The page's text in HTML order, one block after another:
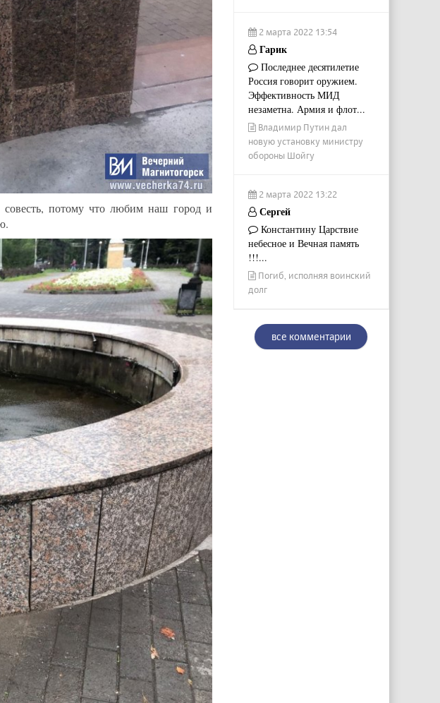
совесть, потому что любим наш город и
2 марта 2022 13:54
Гарик
Последнее десятилетие
Россия говорит оружием.
Эффективность МИД
незаметна. Армия и флот...
Владимир Путин дал
новую установку министру
обороны Шойгу
2 марта 2022 13:22
Сергей
Константину Царствие
небесное и Вечная память
!!!...
Погиб, исполняя воинский
долг
все комментарии